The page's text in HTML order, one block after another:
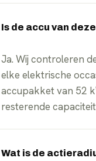
Is de accu van
Ja. Wij controleren
elke elektrische
accupakket van 52
resterende
Wat is de